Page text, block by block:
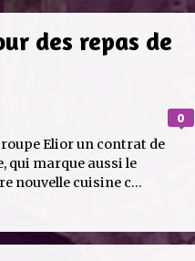
des repas de
0
Elior un contrat de
qui marque aussi le
nouvelle cuisine c...